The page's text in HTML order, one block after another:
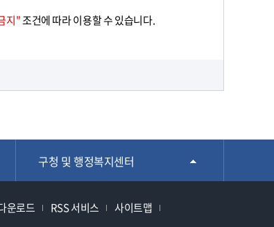
지"조건에 따라 이용할 수 있습니다.
구청 및 행정복지센터
운로드 RSS 서비스
사이트맵